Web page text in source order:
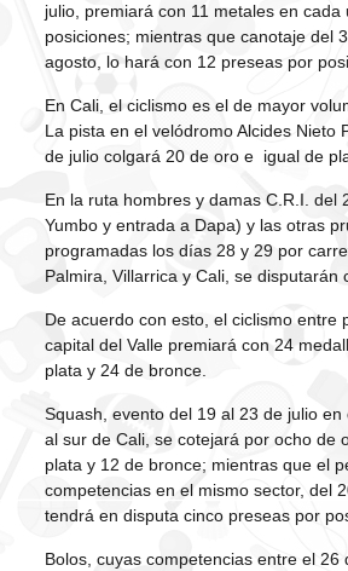
julio, premiará con 11 metales en cada
posiciones; mientras que canotaje del
agosto, lo hará con 12 preseas por
En Cali, el ciclismo es el de mayor
La pista en el velódromo Alcides Nieto
de julio colgará 20 de oro e igual de
En la ruta hombres y damas C.R.I. del
Yumbo y entrada a Dapa) y las otras
programadas los días 28 y 29 por
Palmira, Villarrica y Cali, se disputarán
De acuerdo con esto, el ciclismo entre
capital del Valle premiará con 24
plata y 24 de bronce.
Squash, evento del 19 al 23 de julio en
al sur de Cali, se cotejará por ocho de
plata y 12 de bronce; mientras que el
competencias en el mismo sector, del
tendrá en disputa cinco preseas por
Bolos, cuyas competencias entre el 26